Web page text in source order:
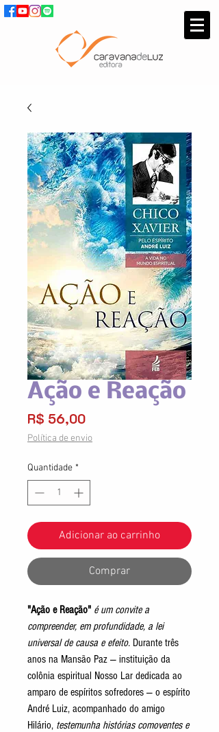
Ação e Reação
R$ 56,00Preço
Política de envio
Quantidade *
Adicionar ao carrinho
Comprar
"Ação e Reação" é um convite a
compreender, em profundidade, a lei
universal de causa e efeito. Durante três
anos na Mansão Paz — instituição da
colônia espiritual Nosso Lar dedicada ao
amparo de espíritos sofredores — o espírito
André Luiz, acompanhado do amigo
Hilário, testemunha histórias comoventes e